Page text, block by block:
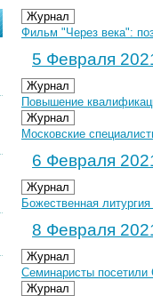
Журнал
Фильм "Через века":
5 Февраля
Журнал
Повышение
Журнал
Московские
6 Февраля
Журнал
Божественная
8 Февраля
Журнал
Семинаристы
Журнал